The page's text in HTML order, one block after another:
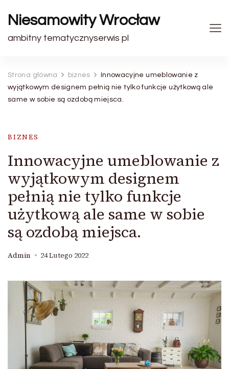
Niesamowity Wrocław
ambitny tematycznyserwis pl
Strona główna biznes
Innowacyjne umeblowanie z
wyjątkowym designem pełnią nie tylko funkcje użytkową ale
same w sobie są ozdobą miejsca.
BIZNES
Innowacyjne umeblowanie z
wyjątkowym designem
pełnią nie tylko funkcje
użytkową ale same w sobie
są ozdobą miejsca.
Admin 24 Lutego 2022